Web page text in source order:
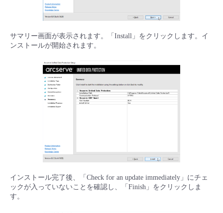
サマリー画面が表示されます。「Install」をクリックします。イ
ンストールが開始されます。
インストール完了後、「Check for an update immediately」にチェ
ックが入っていないことを確認し、「Finish」をクリックしま
す。